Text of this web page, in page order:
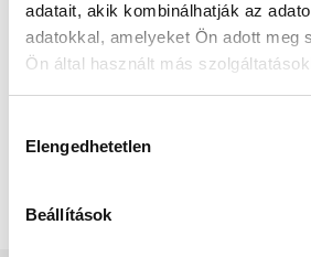
adatait, akik kombinálhatják az
adatokkal, amelyeket Ön adott meg
Ön által használt más
kiválasztása
Elengedhetetlen
Beállítások